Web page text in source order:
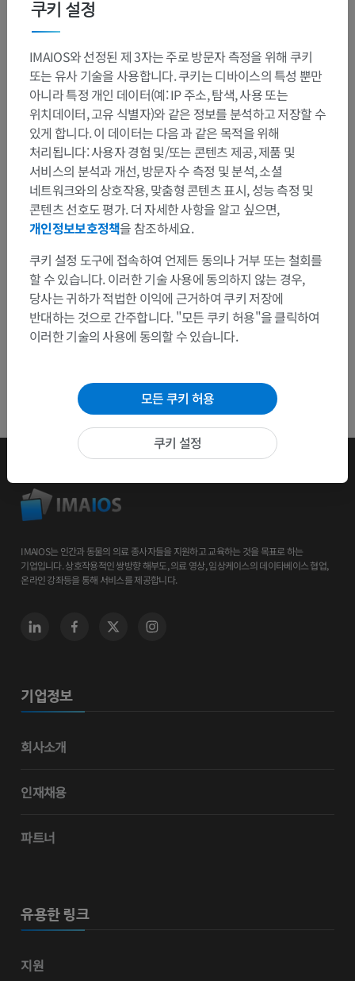
번역
문제를 발견하셨나요?
수정이나, 번역 또는 콘텐츠 개선에 제안이 있으면 언제든
연락 주세요.
문제 보고
앱 다운로드
IMAIOS는 인간과 동물의 의료 종사자들을 지원하고 교육하는 것을 목표로 하는
기업입니다. 상호작용적인 쌍방향 해부도, 의료 영상, 임상케이스의 데이타베이스 협업,
온라인 강좌등을 통해 서비스를 제공합니다.
기업정보
회사소개
인재채용
파트너
유용한 링크
지원
쿠키 설정
IMAIOS와 선정된 제 3자는 주로 방문자 측정을 위해 쿠키
또는 유사 기술을 사용합니다. 쿠키는 디바이스의 특성 뿐만
아니라 특정 개인 데이터(예: IP 주소, 탐색, 사용 또는
위치데이터, 고유 식별자)와 같은 정보를 분석하고 저장할 수
있게 합니다. 이 데이터는 다음 과 같은 목적을 위해
처리됩니다: 사용자 경험 및/또는 콘텐츠 제공, 제품 및
서비스의 분석과 개선, 방문자 수 측정 및 분석, 소셜
네트워크와의 상호작용, 맞춤형 콘텐츠 표시, 성능 측정 및
콘텐츠 선호도 평가. 더 자세한 사항을 알고 싶으면,
개인정보보호정책을 참조하세요.
쿠키 설정 도구에 접속하여 언제든 동의나 거부 또는 철회를
할 수 있습니다. 이러한 기술 사용에 동의하지 않는 경우,
당사는 귀하가 적법한 이익에 근거하여 쿠키 저장에
반대하는 것으로 간주합니다. "모든 쿠키 허용"을 클릭하여
이러한 기술의 사용에 동의할 수 있습니다.
모든 쿠키 허용
쿠키 설정